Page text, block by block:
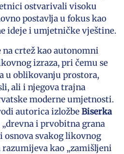
ostvarivali visoku
postavlja u fokus kao
ideje i umjetničke vještine.
na crtež kao autonomni
izraza, pri čemu se
u oblikovanju prostora,
ali i njegova trajna
moderne umjetnosti.
autorica izložbeBiserka
„drevna i prvobitna grana
osnova svakog likovnog
kao „zamišljeni